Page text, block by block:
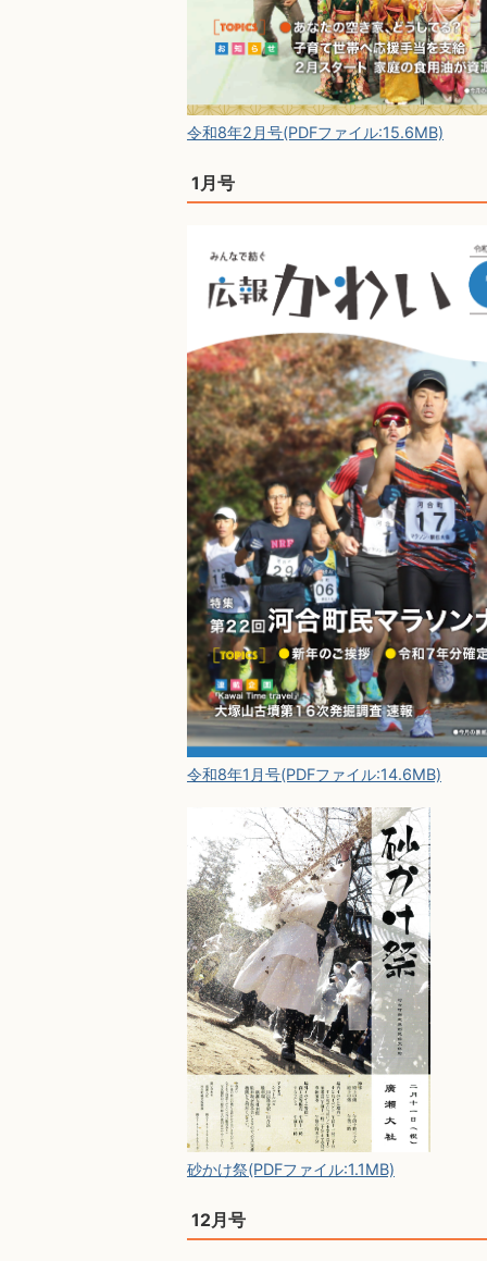
令和8年2月号(PDFファイル:15.6MB)
1月号
令和8年1月号(PDFファイル:14.6MB)
砂かけ祭(PDFファイル:1.1MB)
12月号